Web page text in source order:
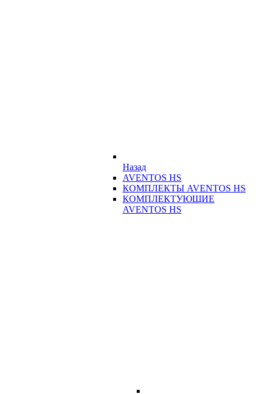
Назад
AVENTOS HS
КОМПЛЕКТЫ AVENTOS HS
КОМПЛЕКТУЮЩИЕ
AVENTOS HS